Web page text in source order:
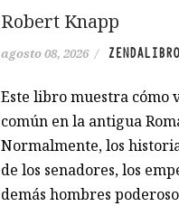
Robert Knapp
agosto 08, 2026 /
Este libro muestra cómo
común en la antigua
Normalmente, los
de los senadores, los
demás hombres